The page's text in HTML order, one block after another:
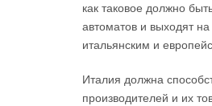
как таковое должно
автоматов и выходят
итальянским и
Италия должна
производителей и их